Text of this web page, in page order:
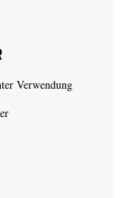
Verwendung